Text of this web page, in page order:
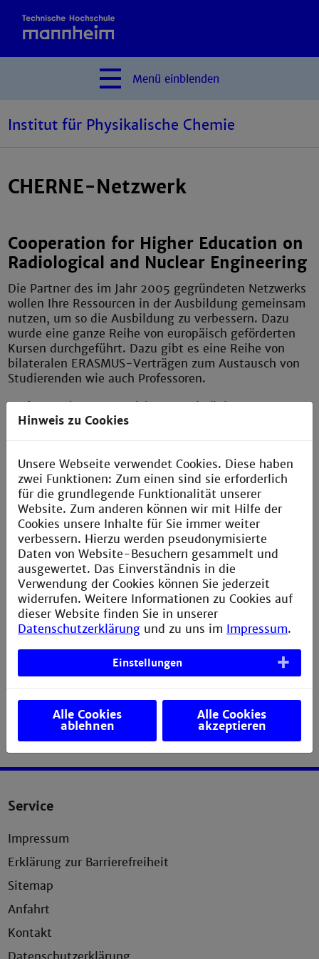
Menü einblenden
Institut für Physikalische Chemie
CHERNE-Netzwerk
Cooperation for Higher Education on
Radiological and Nuclear Engineering
Die Partner des im Jahr 2005 gegründeten Netzwerks
wollen Ihre Ressourcen in der Ausbildung gemeinsam
nutzen, um so die Ausbildung zu verbessern. Dazu
wurde eine ganze Reihe von europäisch geförderten
Kursen durchgeführt. Dazu gibt es eine Reihe von
bilateralen ERASMUS-Verträgen zum Austausch von
Studierenden wie auch Professoren.
Prof. Dr. Scherer unterrichtet regelmäßig an
Partnerhochschulen des Netzwerks.
radiation protection and nuclear technology“. Es
bestehet aus e-learning-Modulen und Praktika, die
an mehreren Hochschulstandorten u.a. bei uns in
Mannheim durchgeführt werden.
[Mehr]
Service
Impressum
Erklärung zur Barrierefreiheit
Sitemap
Anfahrt
Kontakt
Hinweis zu Cookies
Unsere Webseite verwendet Cookies. Diese haben
zwei Funktionen: Zum einen sind sie erforderlich
für die grundlegende Funktionalität unserer
Website. Zum anderen können wir mit Hilfe der
Cookies unsere Inhalte für Sie immer weiter
verbessern. Hierzu werden pseudonymisierte
Daten von Website-Besuchern gesammelt und
ausgewertet. Das Einverständnis in die
Verwendung der Cookies können Sie jederzeit
widerrufen. Weitere Informationen zu Cookies auf
dieser Website finden Sie in unserer
Datenschutzerklärung und zu uns im Impressum.
Einstellungen
Alle Cookies
ablehnen
Alle Cookies
akzeptieren